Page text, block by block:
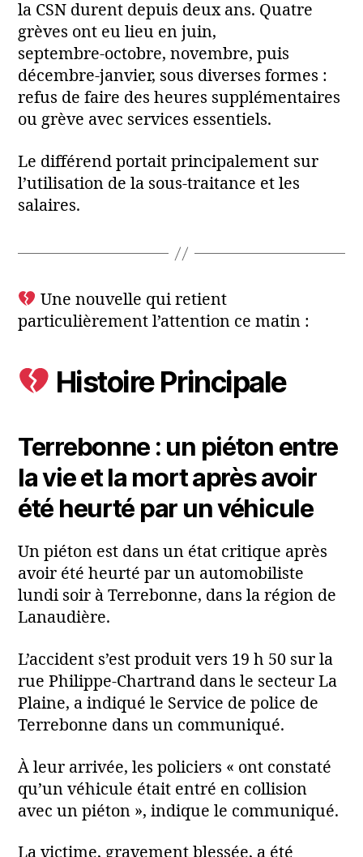
la CSN durent depuis deux ans. Quatre
grèves ont eu lieu en juin,
septembre‑octobre, novembre, puis
décembre‑janvier, sous diverses formes :
refus de faire des heures supplémentaires
ou grève avec services essentiels.
Le différend portait principalement sur
l’utilisation de la sous‑traitance et les
salaires.
Une nouvelle qui retient
particulièrement l’attention ce matin :
Histoire Principale
Terrebonne : un piéton entre
la vie et la mort après avoir
été heurté par un véhicule
Un piéton est dans un état critique après
avoir été heurté par un automobiliste
lundi soir à Terrebonne, dans la région de
Lanaudière.
L’accident s’est produit vers 19 h 50 sur la
rue Philippe-Chartrand dans le secteur La
Plaine, a indiqué le Service de police de
Terrebonne dans un communiqué.
À leur arrivée, les policiers « ont constaté
qu’un véhicule était entré en collision
avec un piéton », indique le communiqué.